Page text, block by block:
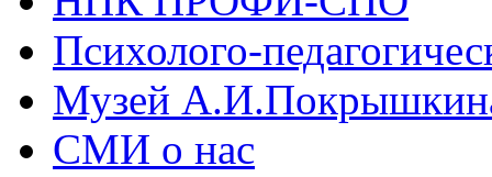
Психолого-
Музей
СМИ о нас